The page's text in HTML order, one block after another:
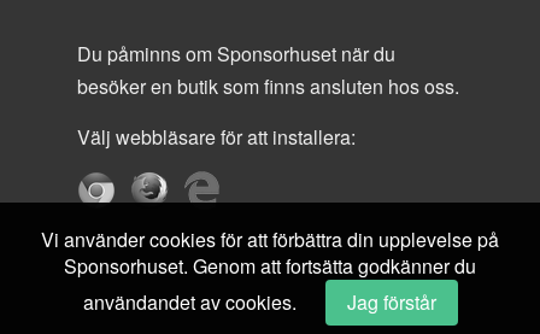
Du påminns om Sponsorhuset när du
besöker en butik som finns ansluten hos oss.
Välj webbläsare för att installera:
Vi använder cookies för att förbättra din upplevelse på
Sponsorhuset. Genom att fortsätta godkänner du
användandet av cookies.
Jag förstår